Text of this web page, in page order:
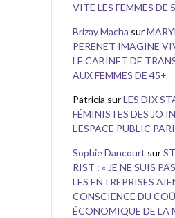
VITE LES FEMMES DE
Brizay Macha sur
PERENET IMAGINE
LE CABINET DE
AUX FEMMES DE 45+
Patricia surLES DIX
FÉMINISTES DES JO
L’ESPACE PUBLIC
Sophie Dancourt sur
RIST : « JE NE SUIS
LES ENTREPRISES
CONSCIENCE DU
ÉCONOMIQUE DE LA